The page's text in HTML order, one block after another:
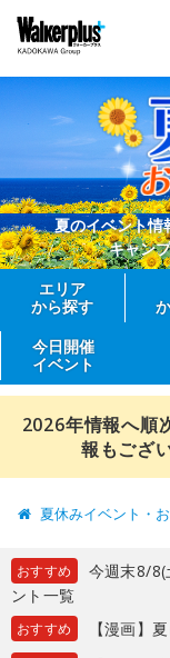
夏のイベント情
キャン
エリア
から探す
今日開催
イベント
2026年情報へ順
報もござ
夏休みイベント・
おすすめ
今週末8/
ント一覧
おすすめ 【漫画】